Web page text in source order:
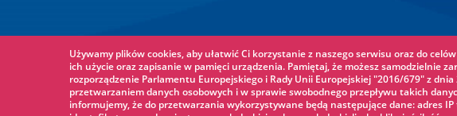
Używamy plików cookies, aby ułatwić Ci korzystanie z naszego serwisu oraz do
ich użycie oraz zapisanie w pamięci urządzenia. Pamiętaj, że możesz samodzielnie
rozporządzenie Parlamentu Europejskiego i Rady Unii Europejskiej "2016/679" z
przetwarzaniem danych osobowych i w sprawie swobodnego przepływu takich
informujemy, że do przetwarzania wykorzystywane będą następujące dane: adres